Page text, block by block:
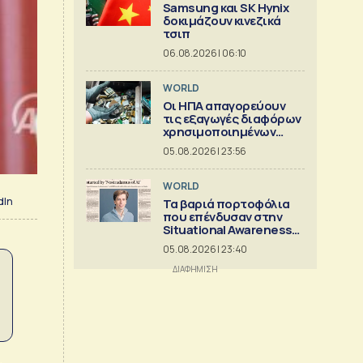
Samsung και SK Hynix
δοκιμάζουν κινεζικά
τσιπ
06.08.2026 | 06:10
WORLD
Οι ΗΠΑ απαγορεύουν
τις εξαγωγές διαφόρων
χρησιμοποιημένων
κρίσιμων ορυκτών
05.08.2026 | 23:56
WORLD
Τα βαριά πορτοφόλια
που επένδυσαν στην
Situational Awareness
πριν καταρρεύσει
05.08.2026 | 23:40